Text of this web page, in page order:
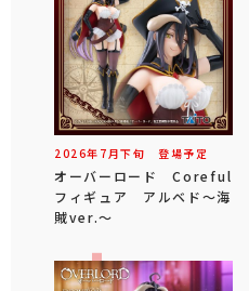
2026年 7 月下旬 登場予定
オーバーロード Coreful
フィギュア アルベド～海
賊ver.～